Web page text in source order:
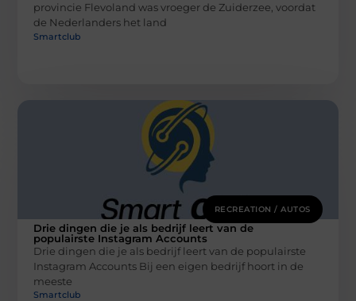
provincie Flevoland was vroeger de Zuiderzee, voordat
de Nederlanders het land
Smartclub
RECREATION / AUTOS
Drie dingen die je als bedrijf leert van de
populairste Instagram Accounts
Drie dingen die je als bedrijf leert van de populairste
Instagram Accounts Bij een eigen bedrijf hoort in de
meeste
Smartclub